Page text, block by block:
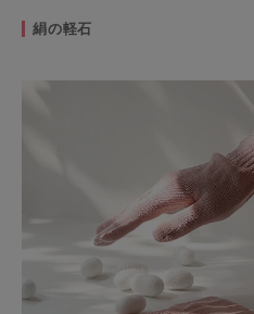
絹の軽石